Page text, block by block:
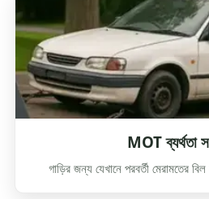
MOT ব্যর্থতা
গাড়ির জন্য যেখানে পরবর্তী মেরামতের